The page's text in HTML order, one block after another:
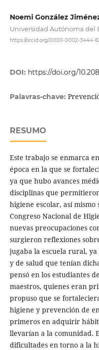
Noemi González
Universidad Autónoma del
https://orcid.org/0000-0002-3444-
DOI: https://doi.org/
Palavras-chave:
RESUMO
Este trabajo se enmarca
época en la que se
ya que hubo avances
disciplinas que
higiene escolar, así
Congreso Nacional de
nuevas preocupaciones
surgieron reflexiones
jugaba la escuela rural,
y de salud que tenían
pensó en los estudiantes
maestros, quienes eran
propuso que se
higiene y prevención de
primeros en adquirir
llevarían a la comunidad.
dificultades en torno a la